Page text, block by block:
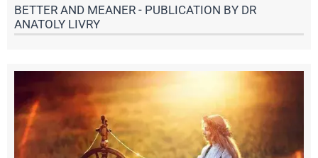
BETTER AND MEANER - PUBLICATION BY DR
ANATOLY LIVRY